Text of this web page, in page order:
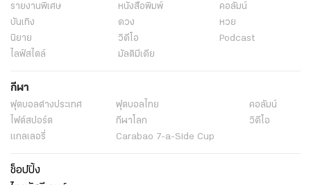
รายงานพิเศษ หนังสือพิมพ์
คอลัมน์
บันเทิง
ดวง
หวย
นิยาย
วิดีโอ
Podcast
ไลฟ์สไตล์
มัลติมีเดีย
กีฬา
ฟุตบอลต่่างประเทศ ฟุตบอลไทย
คอลัมน์
ไฟต์สปอร์ต
กีฬาโลก
วิดีโอ
แกลเลอรี่
Carabao 7-a-Side Cup
ช็อปปิ้ง